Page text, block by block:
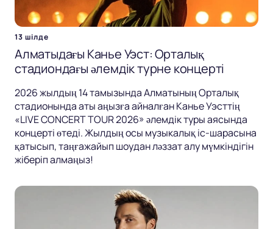
13 шілде
Алматыдағы Канье Уэст: Орталық
стадиондағы әлемдік турне концерті
2026 жылдың 14 тамызында Алматының Орталық
стадионында аты аңызға айналған Канье Уэсттің
«LIVE CONCERT TOUR 2026» әлемдік туры аясында
концерті өтеді. Жылдың осы музыкалық іс-шарасына
қатысып, таңғажайып шоудан ләззат алу мүмкіндігін
жіберіп алмаңыз!